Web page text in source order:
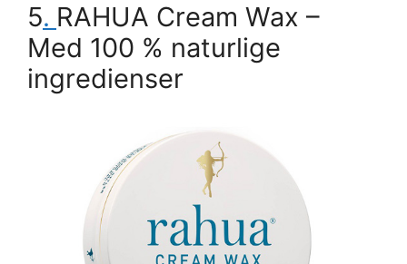
5. RAHUA Cream Wax –
Med 100 % naturlige
ingredienser